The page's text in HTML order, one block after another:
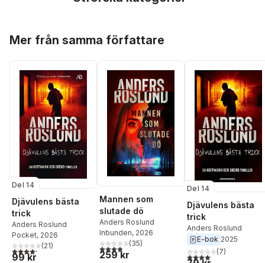
Mer från samma författare
Del 14
Djävulens bästa
trick
Anders Roslund
Pocket, 2026
4,2utav 5 stjärnor. Totalt antal röster:
(21)
99 kr
Mannen som
slutade dö
Anders Roslund
Inbunden, 2026
3,9utav 5 stjärnor. Totalt antal röster:
(35)
259 kr
Del 14
Djävulens bästa
trick
Anders Roslund
E-bok 2025
4,1utav 5 stjärnor.
(7)